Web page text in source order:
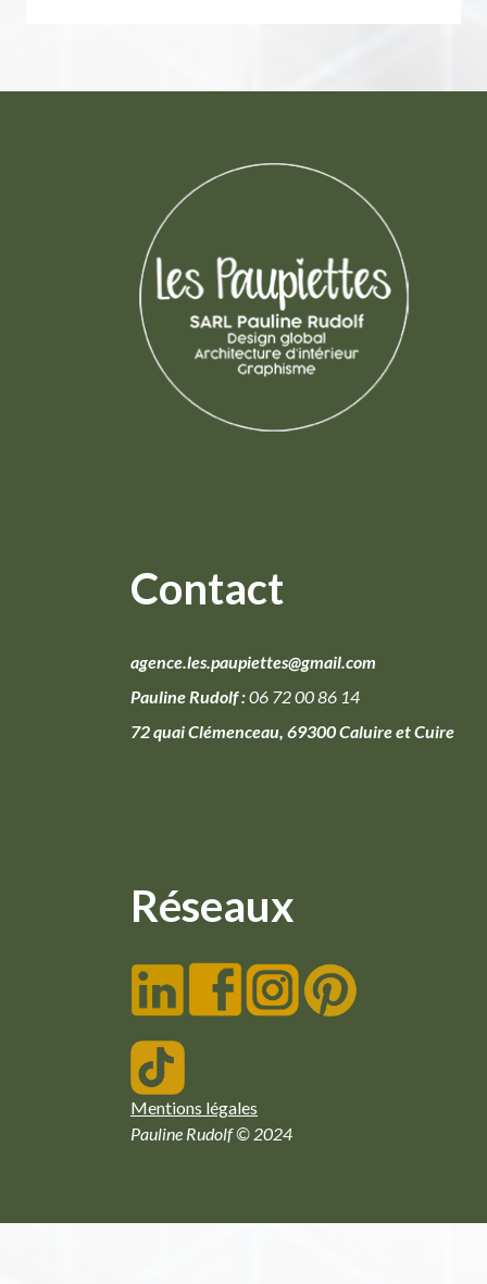
Contact
agence.les.paupiettes@gmail.com
Pauline Rudolf :06 72 00 86 14
72 quai Clémenceau, 69300 Caluire et Cuire
Réseaux
Mentions légales
Pauline Rudolf © 2024